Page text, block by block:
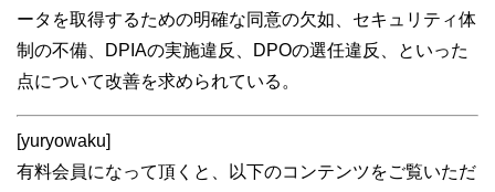
ータを取得するための明確な同意の欠如、セキュリティ体
制の不備、DPIAの実施違反、DPOの選任違反、といった
点について改善を求められている。
[yuryowaku]
有料会員になって頂くと、以下のコンテンツをご覧いただ